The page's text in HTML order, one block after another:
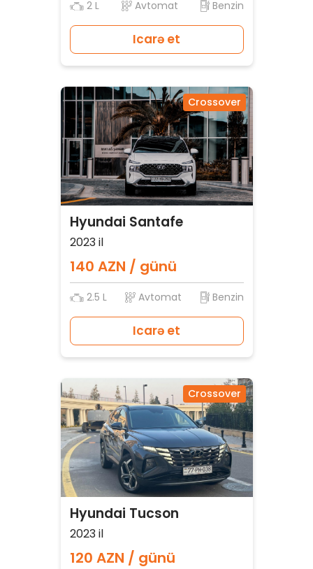
2 L Avtomat Benzin
Icarə et
Crossover
Hyundai Santafe
2023 il
140 AZN / günü
2.5 L Avtomat Benzin
Icarə et
Crossover
Hyundai Tucson
2023 il
120 AZN / günü